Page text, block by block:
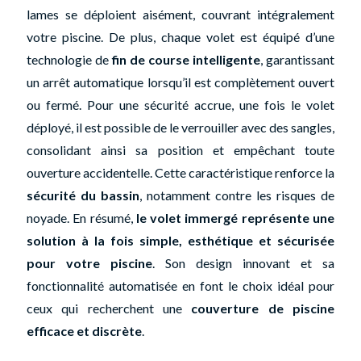
lames se déploient aisément, couvrant intégralement
votre piscine. De plus, chaque volet est équipé d’une
technologie defin de course intelligente, garantissant
un arrêt automatique lorsqu’il est complètement ouvert
ou fermé. Pour une sécurité accrue, une fois le volet
déployé, il est possible de le verrouiller avec des sangles,
consolidant ainsi sa position et empêchant toute
ouverture accidentelle. Cette caractéristique renforce la
sécurité du bassin, notamment contre les risques de
noyade. En résumé, le volet immergé représente une
solution à la fois simple, esthétique et sécurisée
pour votre piscine. Son design innovant et sa
fonctionnalité automatisée en font le choix idéal pour
ceux qui recherchent une couverture de piscine
efficace et discrète.